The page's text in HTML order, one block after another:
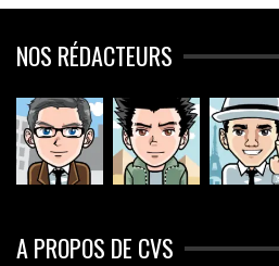
NOS RÉDACTEURS
A PROPOS DE CVS